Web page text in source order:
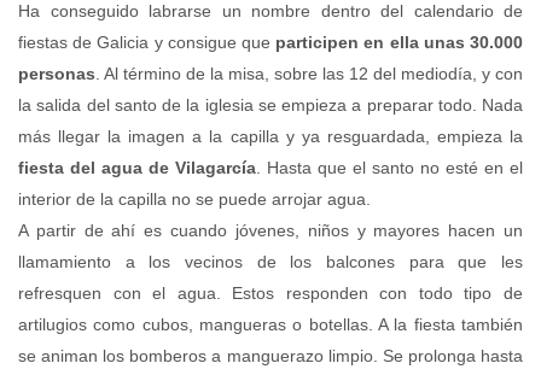
Ha conseguido labrarse un nombre dentro del calendario de
fiestas de Galicia y consigue que participen en ella unas 30.000
personas. Al término de la misa, sobre las 12 del mediodía, y con
la salida del santo de la iglesia se empieza a preparar todo. Nada
más llegar la imagen a la capilla y ya resguardada, empieza la
fiesta del agua de Vilagarcía. Hasta que el santo no esté en el
interior de la capilla no se puede arrojar agua.
A partir de ahí es cuando jóvenes, niños y mayores hacen un
llamamiento a los vecinos de los balcones para que les
refresquen con el agua. Estos responden con todo tipo de
artilugios como cubos, mangueras o botellas. A la fiesta también
se animan los bomberos a manguerazo limpio. Se prolonga hasta